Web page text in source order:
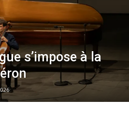
s’impose à la